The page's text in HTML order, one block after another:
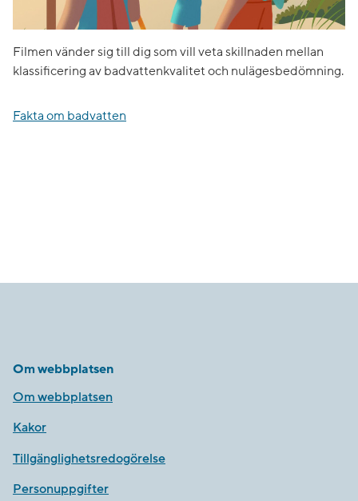
Filmen vänder sig till dig som vill veta skillnaden mellan
klassificering av badvattenkvalitet och nulägesbedömning.
Fakta om badvatten
Om webbplatsen
Om webbplatsen
Kakor
Tillgänglighetsredogörelse
Personuppgifter